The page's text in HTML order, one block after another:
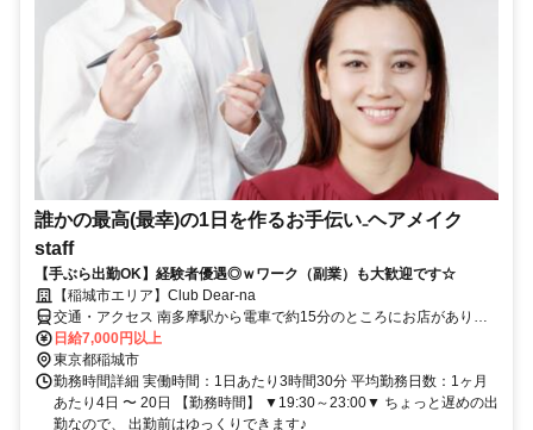
誰かの最高(最幸)の1日を作るお手伝い₋ヘアメイク
staff
【手ぶら出勤OK】経験者優遇◎ｗワーク（副業）も大歓迎です☆
【稲城市エリア】Club Dear-na
交通・アクセス 南多摩駅から電車で約15分のところにお店がありま
す♪
日給7,000円以上
東京都稲城市
勤務時間詳細 実働時間：1日あたり3時間30分 平均勤務日数：1ヶ月
あたり4日 〜 20日 【勤務時間】 ▼19:30～23:00▼ ちょっと遅めの出
勤なので、 出勤前はゆっくりできます♪